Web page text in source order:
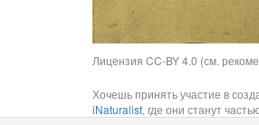
Лицензия CC-BY 4.0 (см.
Хочешь принять участие в
iNaturalist, где они станут